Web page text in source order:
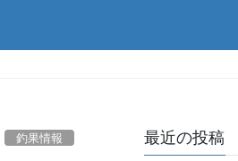
釣果情報 最近の投稿